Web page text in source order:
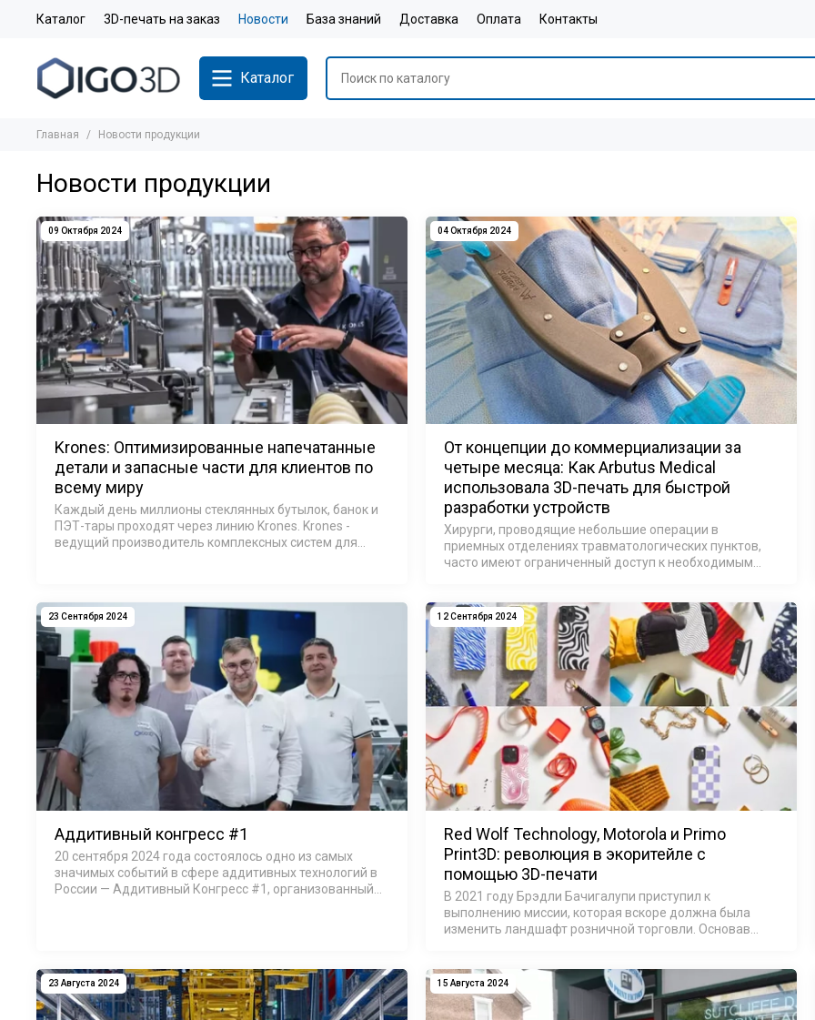
Каталог 3D-печать на заказ Новости База знаний Доставка Оплата Контакты
Каталог
Главная Новости продукции
Новости продукции
09 Октября 2024
Krones: Оптимизированные напечатанные
детали и запасные части для клиентов по
всему миру
Каждый день миллионы стеклянных бутылок, банок и
ПЭТ-тары проходят через линию Krones. Krones -
ведущий производитель комплексных систем для
04 Октября 2024
От концепции до коммерциализации за
четыре месяца: Как Arbutus Medical
использовала 3D-печать для быстрой
разработки устройств
Хирурги, проводящие небольшие операции в
приемных отделениях травматологических пунктов,
часто имеют ограниченный доступ к необходимым
приводит к…
23 Сентября 2024
Аддитивный конгресс #1
20 сентября 2024 года состоялось одно из самых
значимых событий в сфере аддитивных технологий в
России — Аддитивный Конгресс #1, организованный
12 Сентября 2024
Red Wolf Technology, Motorola и Primo
Print3D: революция в экоритейле с
помощью 3D-печати
В 2021 году Брэдли Бачигалупи приступил к
выполнению миссии, которая вскоре должна была
изменить ландшафт розничной торговли. Основав
23 Августа 2024 15 Августа 2024